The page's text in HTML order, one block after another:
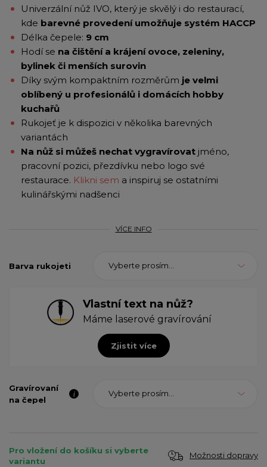
Univerzální nůž IVO, který je skvělý i do restaurací,
kde barevné provedení umožňuje systém HACCP
Délka čepele: 9 cm
Hodí se na čištění a krájení ovoce, zeleniny,
bylinek či menších surovin
Díky svým kompaktním rozměrům je velmi
oblíbený u profesionálů i domácích hobby
kuchařů
Rukojeť je k dispozici v několika barevných
variantách
Na nůž si můžeš nechat vygravírovat jméno,
pracovní pozici, přezdívku nebo logo své
restaurace. Klikni sem a inspiruj se ostatními
kulinářskými nadšenci
VÍCE INFO
Barva rukojeti Vyberte prosím...
Vlastní text na nůž?
Máme laserové gravírování
Zjistit více
Gravírovaní
na čepel
Vyberte prosím...
Pro vložení do košíku si vyberte
variantu
Možnosti dopravy